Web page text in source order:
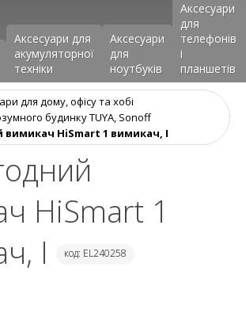
Аксесуари для
акумуляторної
техніки
Аксесуари
для
ноутбуків
Аксеcуари
для
телефонів
і
планшетів
для дому, офісу та хобі
будинку TUYA, Sonoff
вимикач HiSmart 1 вимикач, I
HiSmart 1
I
код: EL240258